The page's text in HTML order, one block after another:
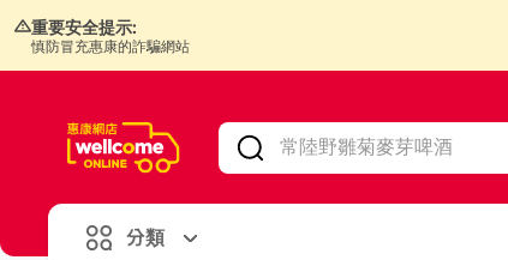
重要安全提示:
慎防冒充惠康的詐騙網站
分類